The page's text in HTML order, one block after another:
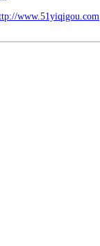
www.51yiqigou.com